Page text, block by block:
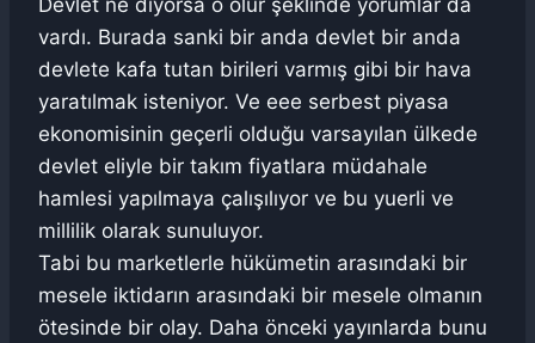
Devlet ne diyorsa o olur şeklinde yorumlar da
vardı. Burada sanki bir anda devlet bir anda
devlete kafa tutan birileri varmış gibi bir hava
yaratılmak isteniyor. Ve eee serbest piyasa
ekonomisinin geçerli olduğu varsayılan ülkede
devlet eliyle bir takım fiyatlara müdahale
hamlesi yapılmaya çalışılıyor ve bu yuerli ve
millilik olarak sunuluyor.
Tabi bu marketlerle hükümetin arasındaki bir
mesele iktidarın arasındaki bir mesele olmanın
ötesinde bir olay. Daha önceki yayınlarda bunu